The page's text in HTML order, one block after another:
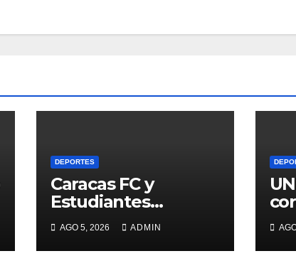
DEPORTES
Caracas FC y
Estudiantes
firmaron las tablas
AGO 5, 2026 ADMIN